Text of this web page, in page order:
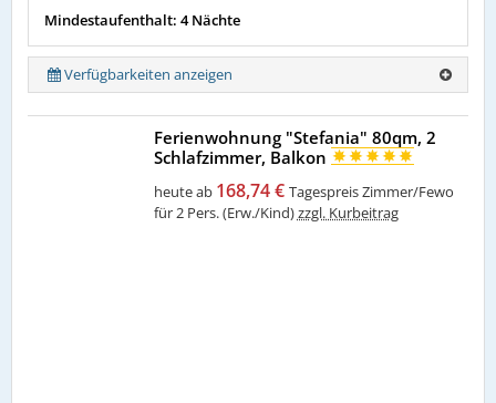
Mindestaufenthalt: 4 Nächte
Verfügbarkeiten anzeigen
Ferienwohnung "Stefania" 80qm, 2
Schlafzimmer, Balkon
heute ab 168,74 € Tagespreis Zimmer/Fewo
für 2 Pers. (Erw./Kind)zzgl. Kurbeitrag